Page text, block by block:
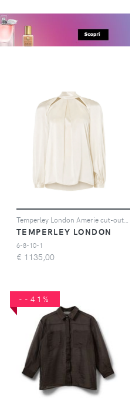
TEMPERLEY LONDON
6-8-10-1
€ 1135,00
--41%